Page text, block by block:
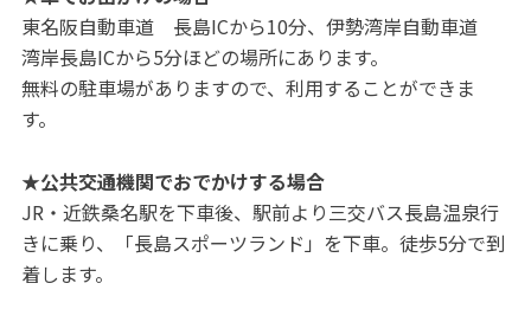
東名阪自動車道 長島ICから10分、伊勢湾岸自動車道
湾岸長島ICから5分ほどの場所にあります。
無料の駐車場がありますので、利用することができま
す。
★公共交通機関でおでかけする場合
JR・近鉄桑名駅を下車後、駅前より三交バス長島温泉行
きに乗り、「長島スポーツランド」を下車。徒歩5分で到
着します。